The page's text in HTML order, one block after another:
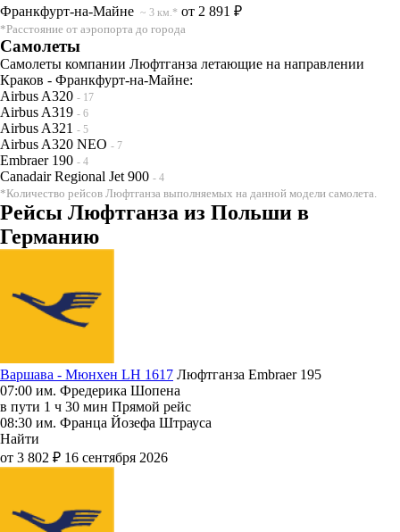
Франкфурт-на-Майне ~ 3 км.* от 2 891 ₽
*Расстояние от аэропорта до города
Самолеты
Самолеты компании Люфтганза летающие на направлении
Краков - Франкфурт-на-Майне:
Airbus A320 - 17
Airbus A319 - 6
Airbus A321 - 5
Airbus A320 NEO - 7
Embraer 190 - 4
Canadair Regional Jet 900 - 4
*Количество рейсов Люфтганза выполняемых на данной модели самолета.
Рейсы Люфтганза из Польши в
Германию
Варшава - Мюнхен LH 1617 Люфтганза Embraer 195
07:00 им. Фредерика Шопена
в пути 1 ч 30 мин Прямой рейс
08:30 им. Франца Йозефа Штрауса
Найти
от 3 802 ₽ 16 сентября 2026